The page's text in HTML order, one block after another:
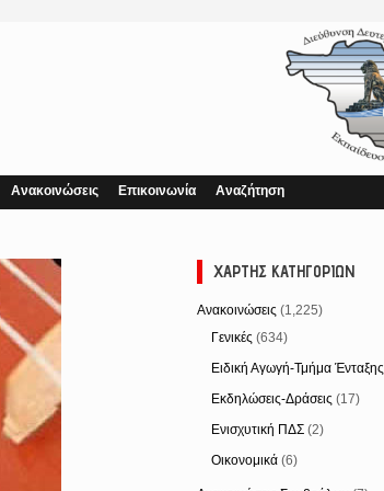
Ανακοινώσεις Επικοινωνία Αναζήτηση
ΧΆΡΤΗΣ ΚΑΤΗΓΟΡΙΏΝ
Ανακοινώσεις (1,225)
Γενικές (634)
Ειδική Αγωγή-Τμήμα Ένταξης
Εκδηλώσεις-Δράσεις (17)
Ενισχυτική ΠΔΣ (2)
Οικονομικά (6)